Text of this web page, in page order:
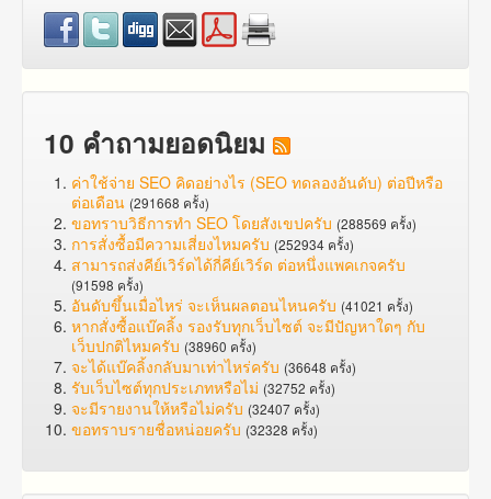
10 คำถามยอดนิยม
ค่าใช้จ่าย SEO คิดอย่างไร (SEO ทดลองอันดับ) ต่อปีหรือ
ต่อเดือน (291668 ครั้ง)
ขอทราบวิธีการทำ SEO โดยสังเขปครับ (288569 ครั้ง)
การสั่งซื้อมีความเสี่ยงไหมครับ (252934 ครั้ง)
สามารถส่งคีย์เวิร์ดได้กี่คีย์เวิร์ด ต่อหนึ่งแพคเกจครับ
(91598 ครั้ง)
อันดับขึ้นเมื่อไหร่ จะเห็นผลตอนไหนครับ (41021 ครั้ง)
หากสั่งซื้อแบ๊คลิ้ง รองรับทุกเว็บไซต์ จะมีปัญหาใดๆ กับ
เว็บปกติไหมครับ (38960 ครั้ง)
จะได้แบ๊คลิ้งกลับมาเท่าไหร่ครับ (36648 ครั้ง)
รับเว็บไซต์ทุกประเภทหรือไม่ (32752 ครั้ง)
จะมีรายงานให้หรือไม่ครับ (32407 ครั้ง)
ขอทราบรายชื่อหน่อยครับ (32328 ครั้ง)